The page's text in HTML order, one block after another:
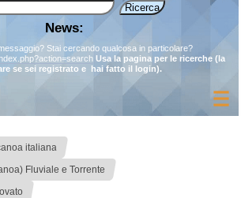
News:
Stai cercando qualcosa in particolare?
Usa la pagina per le ricerche (la
se sei registrato e hai fatto il login).
italiana
Fluviale e Torrente